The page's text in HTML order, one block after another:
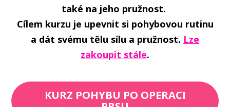
také na jeho pružnost.
Cílem kurzu je upevnit si pohybovou rutinu
a dát svému tělu sílu a pružnost. Lze
zakoupit stále.
KURZ POHYBU PO OPERACI